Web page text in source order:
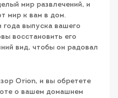
мир развлечений, и
мир к вам в дом.
года выпуска вашего
восстановить его
вид, чтобы он радовал
Orion, и вы обретете
о вашем домашнем